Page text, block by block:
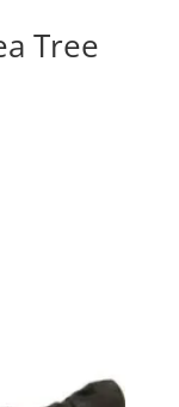
Tree